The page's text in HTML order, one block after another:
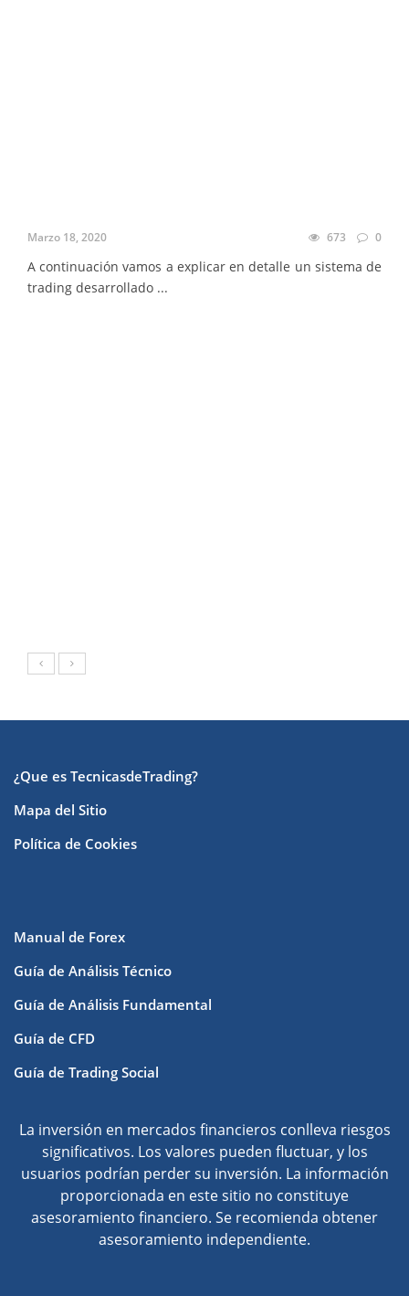
Marzo 18, 2020 673 0
A continuación vamos a explicar en detalle un sistema de
trading desarrollado ...
¿Que es TecnicasdeTrading?
Mapa del Sitio
Política de Cookies
Manual de Forex
Guía de Análisis Técnico
Guía de Análisis Fundamental
Guía de CFD
Guía de Trading Social
La inversión en mercados financieros conlleva riesgos
significativos. Los valores pueden fluctuar, y los
usuarios podrían perder su inversión. La información
proporcionada en este sitio no constituye
asesoramiento financiero. Se recomienda obtener
asesoramiento independiente.